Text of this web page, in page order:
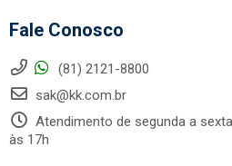
Fale Conosco
(81) 2121-8800
sak@kk.com.br
Atendimento de segunda a
às 17h